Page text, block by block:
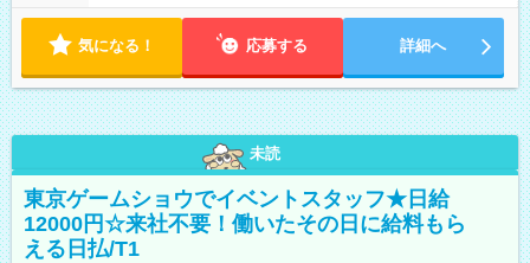
気になる！ 応募する 詳細へ
未読
東京ゲームショウでイベントスタッフ★日給
12000円☆来社不要！働いたその日に給料もら
える日払/T1